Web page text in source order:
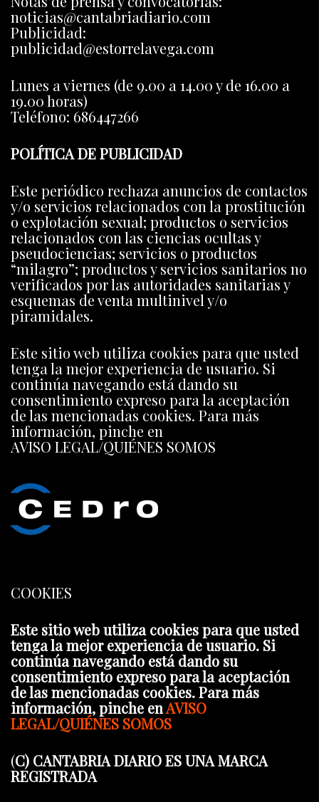
noticias@cantabriadiario.com
Publicidad:
publicidad@estorrelavega.com
Lunes a viernes (de 9.00 a 14.00 y de 16.00 a
19.00 horas)
Teléfono: 686447266
POLÍTICA DE PUBLICIDAD
Este periódico rechaza anuncios de contactos
y/o servicios relacionados con la prostitución
o explotación sexual; productos o servicios
relacionados con las ciencias ocultas y
pseudociencias; servicios o productos
“milagro”; productos y servicios sanitarios no
verificados por las autoridades sanitarias y
esquemas de venta multinivel y/o
piramidales.
Este sitio web utiliza cookies para que usted
tenga la mejor experiencia de usuario. Si
continúa navegando está dando su
consentimiento expreso para la aceptación
de las mencionadas cookies. Para más
información, pinche en
AVISO LEGAL/QUIÉNES SOMOS
COOKIES
Este sitio web utiliza cookies para que usted
tenga la mejor experiencia de usuario. Si
continúa navegando está dando su
consentimiento expreso para la aceptación
de las mencionadas cookies. Para más
información, pinche enAVISO
LEGAL/QUIÉNES SOMOS
(C) CANTABRIA DIARIO ES UNA MARCA
REGISTRADA